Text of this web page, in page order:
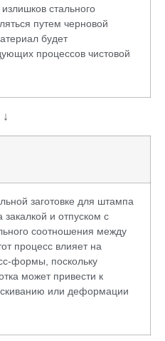
стального
путем черновой
будет
процессов чистовой
↓
заготовке для штампа
и отпуском с
соотношения между
процесс влияет на
формы, поскольку
может привести к
или деформации